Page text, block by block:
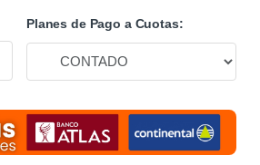
Planes de Pago a Cuotas: